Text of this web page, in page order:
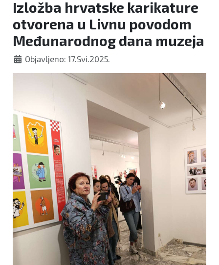
Izložba hrvatske karikature
otvorena u Livnu povodom
Međunarodnog dana muzeja
Objavljeno: 17.Svi.2025.